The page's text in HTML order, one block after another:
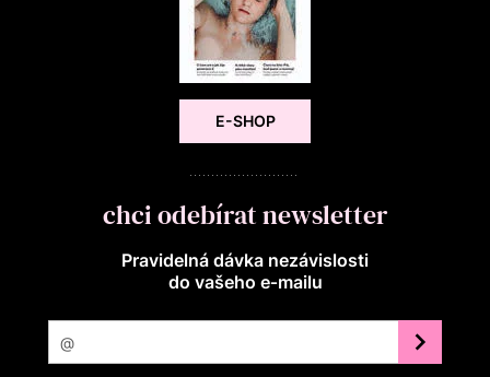
E-SHOP
chci odebírat newsletter
Pravidelná dávka nezávislosti
do vašeho e‑mailu